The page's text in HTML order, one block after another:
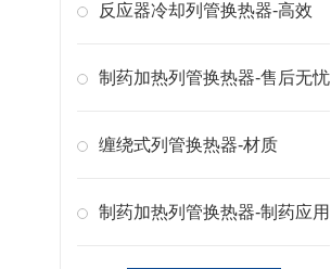
反应器冷却列管换热器-高效
制药加热列管换热器-售后无忧
缠绕式列管换热器-材质
制药加热列管换热器-制药应用